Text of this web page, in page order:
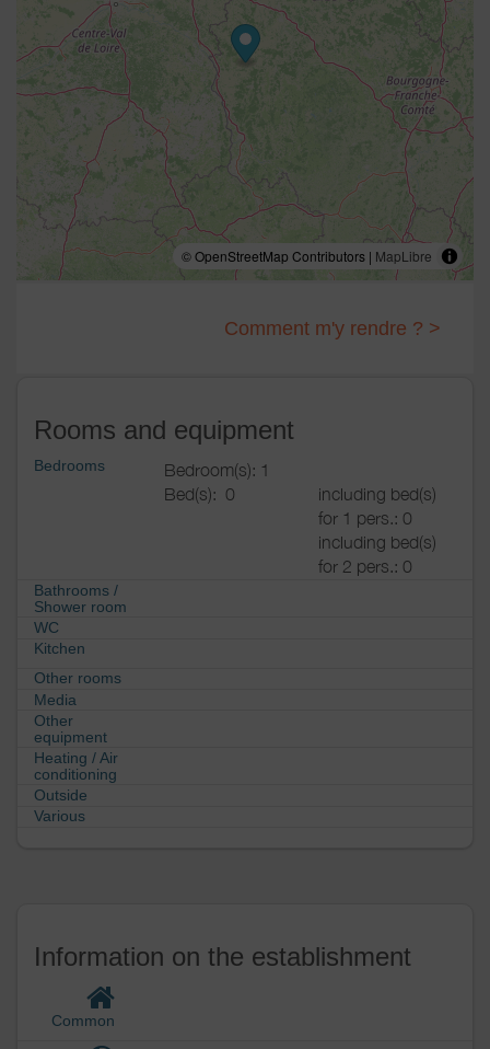
© OpenStreetMap Contributors | MapLibre
Comment m'y rendre ? >
Rooms and equipment
Bedrooms
Bedroom(s): 1
Bed(s): 0
including bed(s)
for 1 pers.: 0
including bed(s)
for 2 pers.: 0
Bathrooms /
Shower room
WC
Kitchen
Other rooms
Media
Other
equipment
Heating / Air
conditioning
Outside
Various
Information on the establishment
Common